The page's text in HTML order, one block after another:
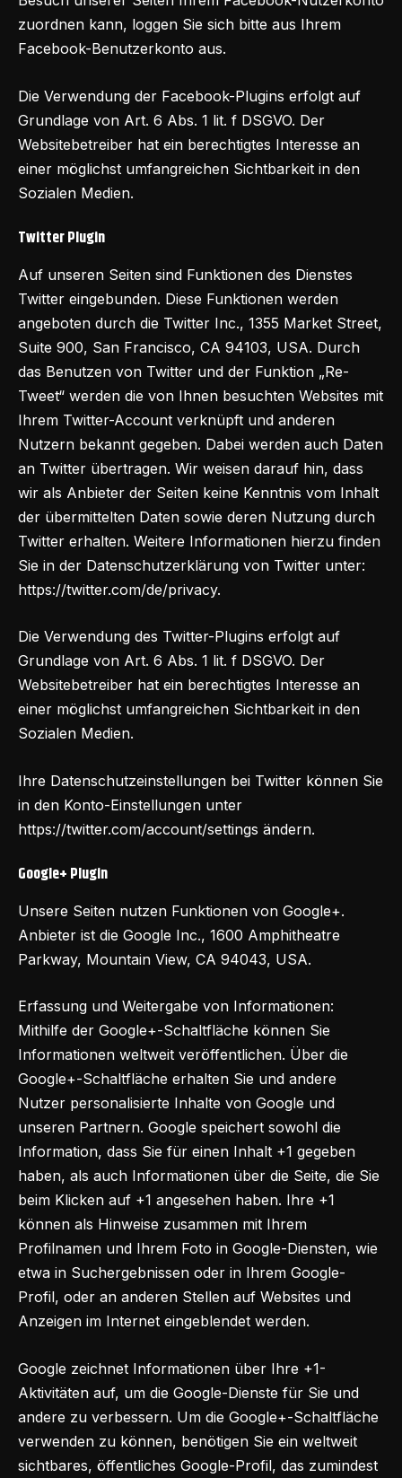
zuordnen kann, loggen Sie sich bitte aus Ihrem
Facebook-Benutzerkonto aus.
Die Verwendung der Facebook-Plugins erfolgt auf
Grundlage von Art. 6 Abs. 1 lit. f DSGVO. Der
Websitebetreiber hat ein berechtigtes Interesse an
einer möglichst umfangreichen Sichtbarkeit in den
Sozialen Medien.
Twitter Plugin
Auf unseren Seiten sind Funktionen des Dienstes
Twitter eingebunden. Diese Funktionen werden
angeboten durch die Twitter Inc., 1355 Market Street,
Suite 900, San Francisco, CA 94103, USA. Durch
das Benutzen von Twitter und der Funktion „Re-
Tweet“ werden die von Ihnen besuchten Websites mit
Ihrem Twitter-Account verknüpft und anderen
Nutzern bekannt gegeben. Dabei werden auch Daten
an Twitter übertragen. Wir weisen darauf hin, dass
wir als Anbieter der Seiten keine Kenntnis vom Inhalt
der übermittelten Daten sowie deren Nutzung durch
Twitter erhalten. Weitere Informationen hierzu finden
Sie in der Datenschutzerklärung von Twitter unter:
https://twitter.com/de/privacy.
Die Verwendung des Twitter-Plugins erfolgt auf
Grundlage von Art. 6 Abs. 1 lit. f DSGVO. Der
Websitebetreiber hat ein berechtigtes Interesse an
einer möglichst umfangreichen Sichtbarkeit in den
Sozialen Medien.
Ihre Datenschutzeinstellungen bei Twitter können Sie
in den Konto-Einstellungen unter
https://twitter.com/account/settings ändern.
Google+ Plugin
Unsere Seiten nutzen Funktionen von Google+.
Anbieter ist die Google Inc., 1600 Amphitheatre
Parkway, Mountain View, CA 94043, USA.
Erfassung und Weitergabe von Informationen:
Mithilfe der Google+-Schaltfläche können Sie
Informationen weltweit veröffentlichen. Über die
Google+-Schaltfläche erhalten Sie und andere
Nutzer personalisierte Inhalte von Google und
unseren Partnern. Google speichert sowohl die
Information, dass Sie für einen Inhalt +1 gegeben
haben, als auch Informationen über die Seite, die Sie
beim Klicken auf +1 angesehen haben. Ihre +1
können als Hinweise zusammen mit Ihrem
Profilnamen und Ihrem Foto in Google-Diensten, wie
etwa in Suchergebnissen oder in Ihrem Google-
Profil, oder an anderen Stellen auf Websites und
Anzeigen im Internet eingeblendet werden.
Google zeichnet Informationen über Ihre +1-
Aktivitäten auf, um die Google-Dienste für Sie und
andere zu verbessern. Um die Google+-Schaltfläche
verwenden zu können, benötigen Sie ein weltweit
sichtbares, öffentliches Google-Profil, das zumindest